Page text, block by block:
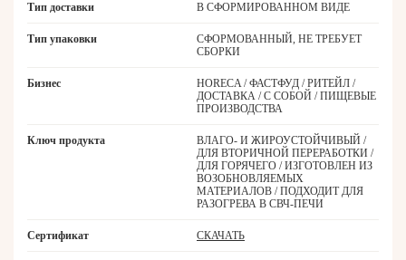
Тип доставки В СФОРМИРОВАННОМ ВИДЕ
Тип упаковки
СФОРМОВАННЫЙ, НЕ ТРЕБУЕТ
СБОРКИ
Бизнес
HORECA / ФАСТФУД / РИТЕЙЛ /
ДОСТАВКА / С СОБОЙ / ПИЩЕВЫЕ
ПРОИЗВОДСТВА
Ключ продукта
ВЛАГО- И ЖИРОУСТОЙЧИВЫЙ /
ДЛЯ ВТОРИЧНОЙ ПЕРЕРАБОТКИ /
ДЛЯ ГОРЯЧЕГО / ИЗГОТОВЛЕН ИЗ
ВОЗОБНОВЛЯЕМЫХ
МАТЕРИАЛОВ / ПОДХОДИТ ДЛЯ
РАЗОГРЕВА В СВЧ-ПЕЧИ
Сертификат СКАЧАТЬ